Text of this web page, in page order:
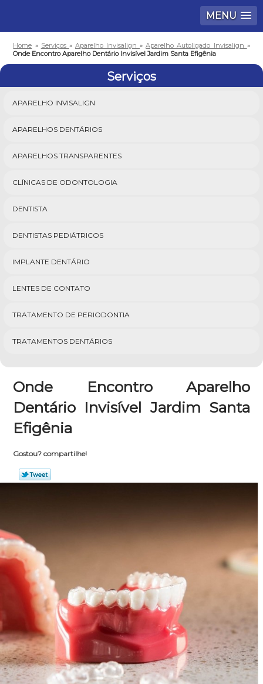
MENU
Home » Serviços » Aparelho Invisalign»Aparelho Autoligado Invisalign »
Onde Encontro Aparelho Dentário Invisível Jardim Santa Efigênia
Serviços
APARELHO INVISALIGN
APARELHOS DENTÁRIOS
APARELHOS TRANSPARENTES
CLÍNICAS DE ODONTOLOGIA
DENTISTA
DENTISTAS PEDIÁTRICOS
IMPLANTE DENTÁRIO
LENTES DE CONTATO
TRATAMENTO DE PERIODONTIA
TRATAMENTOS DENTÁRIOS
Onde Encontro Aparelho
Dentário Invisível Jardim Santa
Efigênia
Gostou? compartilhe!